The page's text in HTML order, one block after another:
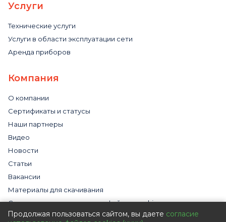
Услуги
Технические услуги
Услуги в области эксплуатации сети
Аренда приборов
Компания
О компании
Сертификаты и статусы
Наши партнеры
Видео
Новости
Статьи
Вакансии
Материалы для скачивания
Cогласие на использование файлов cookies
Обработка персональных данных с помощью сервиса
Продолжая пользоваться сайтом, вы даете согласие